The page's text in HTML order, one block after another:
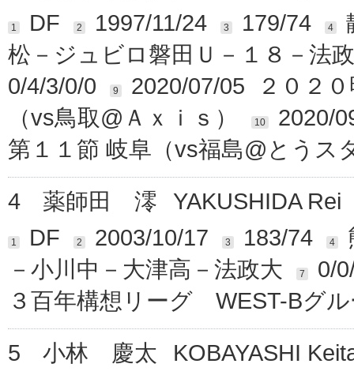
1 DF 2 1997/11/24 3 179/74 4
松－ジュビロ磐田Ｕ－１８－法
0/4/3/0/0
9
2020/07/05 ２０２
（vs鳥取@Ａｘｉｓ）
10
2020/
第１１節 岐阜（vs福島@とうス
4
薬師田 澪 YAKUSHIDA Rei
1 DF 2 2003/10/17 3 183/74 4
－小川中－大津高－法政大
7
0/
３百年構想リーグ WEST-Bグ
5
小林 慶太 KOBAYASHI